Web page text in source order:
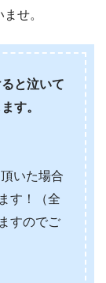
せ。
と泣いて
す。
いた場合
す！（全
すのでご